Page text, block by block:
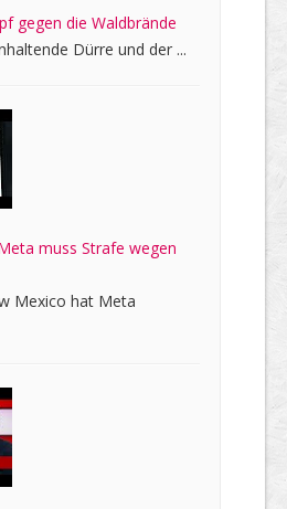
gegen die Waldbrände
Dürre und der ...
muss Strafe wegen
Mexico hat Meta